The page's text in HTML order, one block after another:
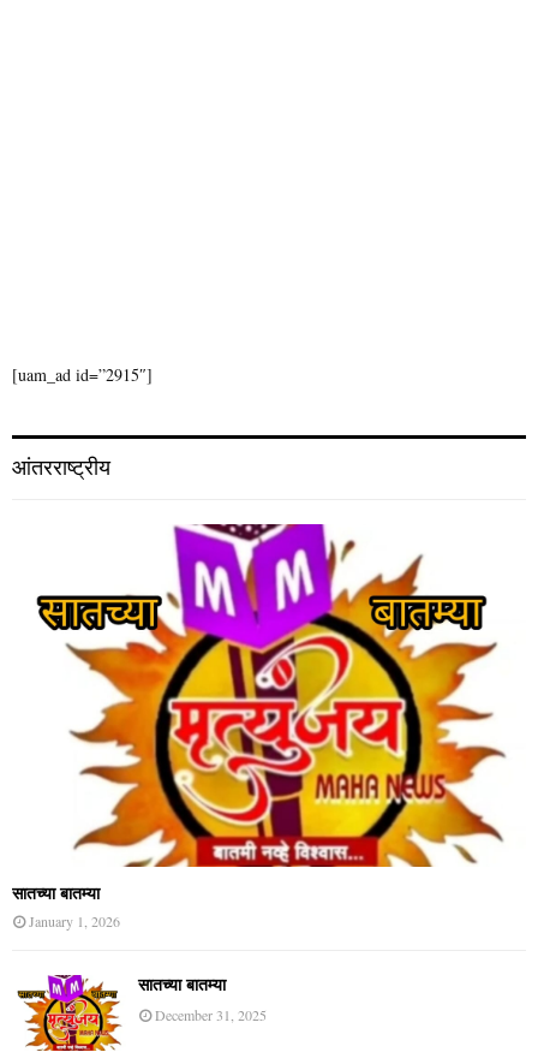
[uam_ad id=”2915″]
आंतरराष्ट्रीय
सातच्या बातम्या
January 1, 2026
सातच्या बातम्या
December 31, 2025